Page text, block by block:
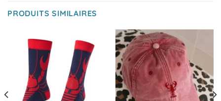
PRODUITS SIMILAIRES